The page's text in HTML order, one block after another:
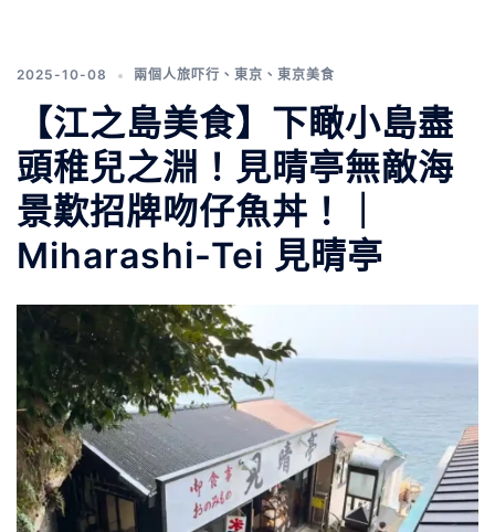
2025-10-08 兩個人旅吓行 、 東京 、 東京美食
【江之島美食】下瞰小島盡
頭稚兒之淵！見晴亭無敵海
景歎招牌吻仔魚丼！｜
Miharashi-Tei 見晴亭